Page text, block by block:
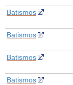
Batismos
Batismos
Batismos
Batismos